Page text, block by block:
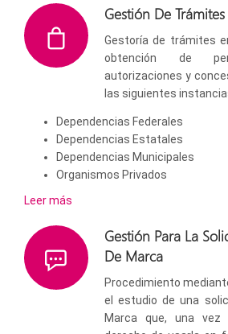
Gestión De
Gestoría de trámites
obtención de
autorizaciones y
las siguientes
Dependencias Federales
Dependencias Estatales
Dependencias Municipales
Organismos Privados
Leer más
Gestión Para La
De Marca
Procedimiento
el estudio de una
Marca que, una vez